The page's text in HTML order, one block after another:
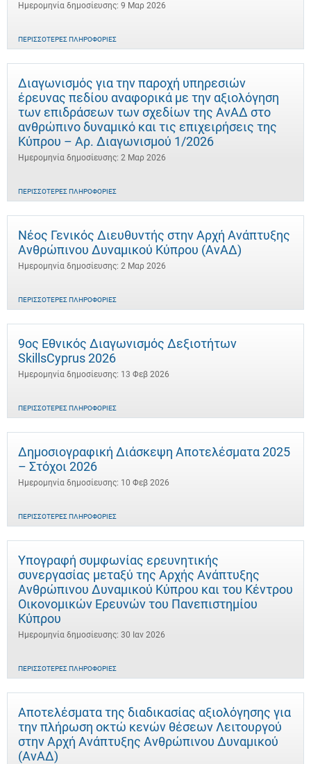
Ημερομηνία δημοσίευσης: 9 Μαρ 2026
ΠΕΡΙΣΣΌΤΕΡΕΣ ΠΛΗΡΟΦΟΡΊΕΣ
Διαγωνισμός για την παροχή υπηρεσιών
έρευνας πεδίου αναφορικά με την αξιολόγηση
των επιδράσεων των σχεδίων της ΑνΑΔ στο
ανθρώπινο δυναμικό και τις επιχειρήσεις της
Κύπρου – Αρ. Διαγωνισμού 1/2026
Ημερομηνία δημοσίευσης: 2 Μαρ 2026
ΠΕΡΙΣΣΌΤΕΡΕΣ ΠΛΗΡΟΦΟΡΊΕΣ
Νέος Γενικός Διευθυντής στην Αρχή Ανάπτυξης
Ανθρώπινου Δυναμικού Κύπρου (ΑνΑΔ)
Ημερομηνία δημοσίευσης: 2 Μαρ 2026
ΠΕΡΙΣΣΌΤΕΡΕΣ ΠΛΗΡΟΦΟΡΊΕΣ
9ος Εθνικός Διαγωνισμός Δεξιοτήτων
SkillsCyprus 2026
Ημερομηνία δημοσίευσης: 13 Φεβ 2026
ΠΕΡΙΣΣΌΤΕΡΕΣ ΠΛΗΡΟΦΟΡΊΕΣ
Δημοσιογραφική Διάσκεψη Αποτελέσματα 2025
– Στόχοι 2026
Ημερομηνία δημοσίευσης: 10 Φεβ 2026
ΠΕΡΙΣΣΌΤΕΡΕΣ ΠΛΗΡΟΦΟΡΊΕΣ
Υπογραφή συμφωνίας ερευνητικής
συνεργασίας μεταξύ της Αρχής Ανάπτυξης
Ανθρώπινου Δυναμικού Κύπρου και του Κέντρου
Οικονομικών Ερευνών του Πανεπιστημίου
Κύπρου
Ημερομηνία δημοσίευσης: 30 Ιαν 2026
ΠΕΡΙΣΣΌΤΕΡΕΣ ΠΛΗΡΟΦΟΡΊΕΣ
Αποτελέσματα της διαδικασίας αξιολόγησης για
την πλήρωση οκτώ κενών θέσεων Λειτουργού
στην Αρχή Ανάπτυξης Ανθρώπινου Δυναμικού
(ΑνΑΔ)